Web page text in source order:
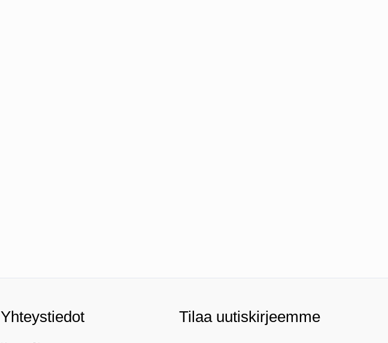
Yhteystiedot Tilaa uutiskirjeemme